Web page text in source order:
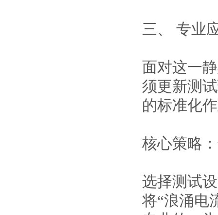
三、 专业
面对这一
须更新测
的标准化
核心策略
选择测试
将“浪涌电